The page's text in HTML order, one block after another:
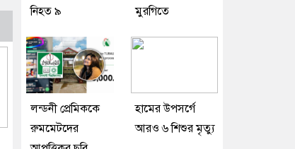
নিহত ৯
মুরগিতে
লন্ডনী প্রেমিককে
রুমমেটদের
হামের উপসর্গে
আরও ৬ শিশুর মৃত্যু